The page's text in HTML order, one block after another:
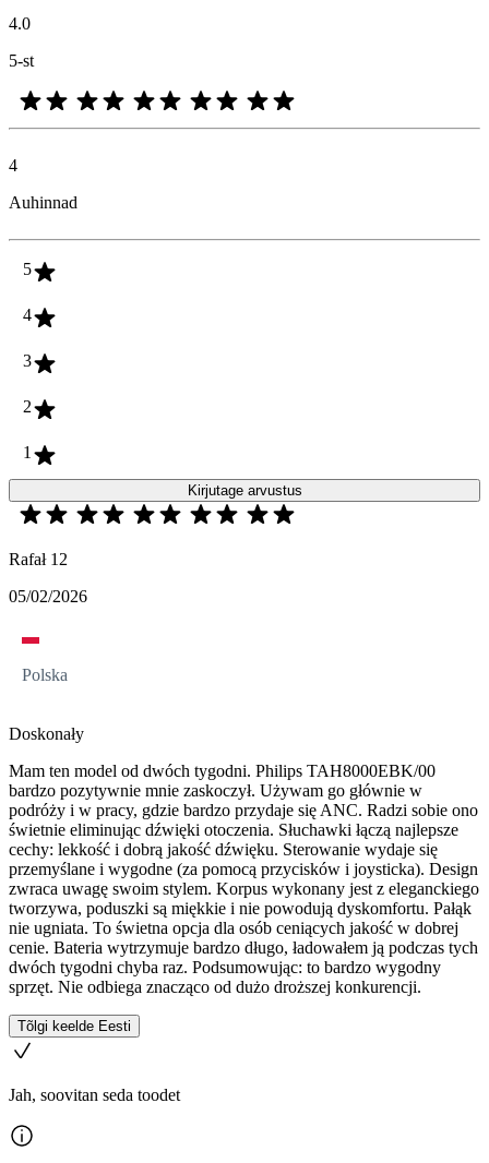
4.0
5-st
4
Auhinnad
5
4
3
2
1
Kirjutage arvustus
Rafał 12
05/02/2026
Polska
Doskonały
Mam ten model od dwóch tygodni. Philips TAH8000EBK/00
bardzo pozytywnie mnie zaskoczył. Używam go głównie w
podróży i w pracy, gdzie bardzo przydaje się ANC. Radzi sobie ono
świetnie eliminując dźwięki otoczenia. Słuchawki łączą najlepsze
cechy: lekkość i dobrą jakość dźwięku. Sterowanie wydaje się
przemyślane i wygodne (za pomocą przycisków i joysticka). Design
zwraca uwagę swoim stylem. Korpus wykonany jest z eleganckiego
tworzywa, poduszki są miękkie i nie powodują dyskomfortu. Pałąk
nie ugniata. To świetna opcja dla osób ceniących jakość w dobrej
cenie. Bateria wytrzymuje bardzo długo, ładowałem ją podczas tych
dwóch tygodni chyba raz. Podsumowując: to bardzo wygodny
sprzęt. Nie odbiega znacząco od dużo droższej konkurencji.
Tõlgi keelde Eesti
Jah, soovitan seda toodet